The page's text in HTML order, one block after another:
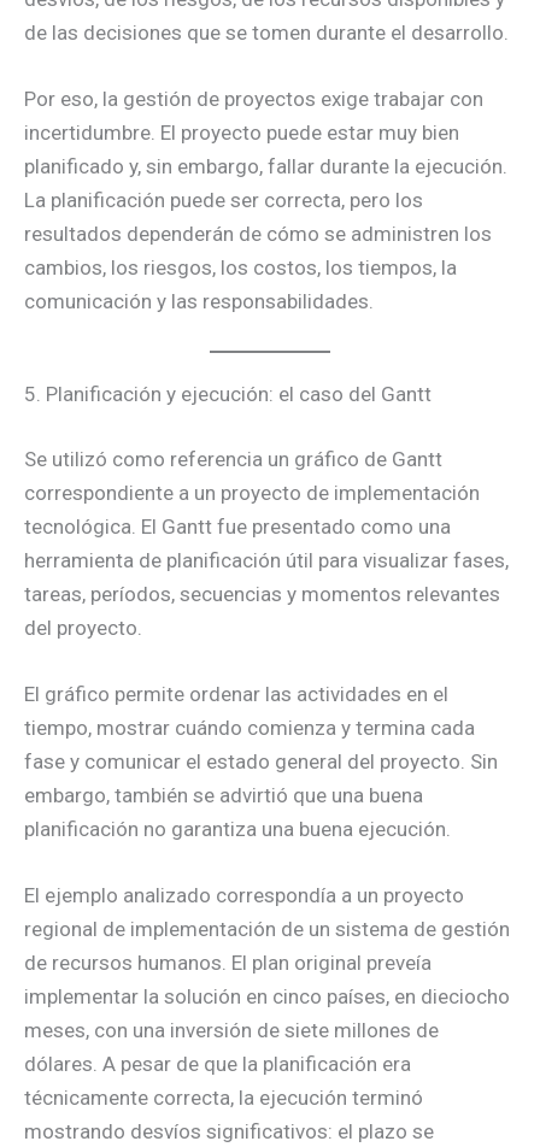
de las decisiones que se tomen durante el desarrollo.
Por eso, la gestión de proyectos exige trabajar con
incertidumbre. El proyecto puede estar muy bien
planificado y, sin embargo, fallar durante la ejecución.
La planificación puede ser correcta, pero los
resultados dependerán de cómo se administren los
cambios, los riesgos, los costos, los tiempos, la
comunicación y las responsabilidades.
5. Planificación y ejecución: el caso del Gantt
Se utilizó como referencia un gráfico de Gantt
correspondiente a un proyecto de implementación
tecnológica. El Gantt fue presentado como una
herramienta de planificación útil para visualizar fases,
tareas, períodos, secuencias y momentos relevantes
del proyecto.
El gráfico permite ordenar las actividades en el
tiempo, mostrar cuándo comienza y termina cada
fase y comunicar el estado general del proyecto. Sin
embargo, también se advirtió que una buena
planificación no garantiza una buena ejecución.
El ejemplo analizado correspondía a un proyecto
regional de implementación de un sistema de gestión
de recursos humanos. El plan original preveía
implementar la solución en cinco países, en dieciocho
meses, con una inversión de siete millones de
dólares. A pesar de que la planificación era
técnicamente correcta, la ejecución terminó
mostrando desvíos significativos: el plazo se